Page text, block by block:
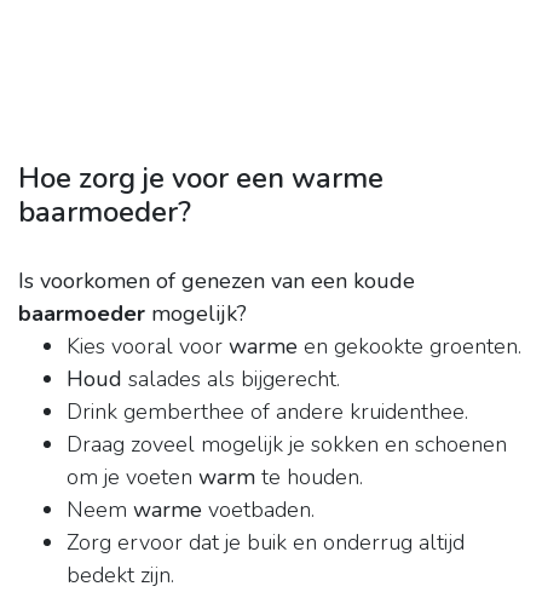
Hoe zorg je voor een warme
baarmoeder?
Is voorkomen of genezen van een koude
baarmoeder mogelijk?
Kies vooral voor warme en gekookte groenten.
Houd salades als bijgerecht.
Drink gemberthee of andere kruidenthee.
Draag zoveel mogelijk je sokken en schoenen
om je voeten warm te houden.
Neem warme voetbaden.
Zorg ervoor dat je buik en onderrug altijd
bedekt zijn.